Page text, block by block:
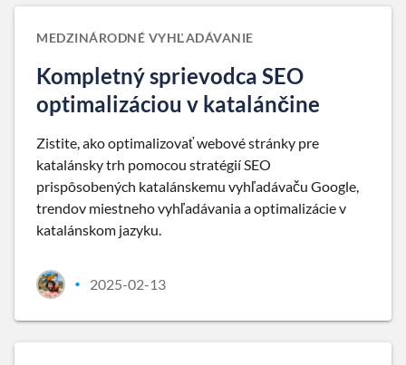
MEDZINÁRODNÉ VYHĽADÁVANIE
Kompletný sprievodca SEO
optimalizáciou v katalánčine
Zistite, ako optimalizovať webové stránky pre
katalánsky trh pomocou stratégií SEO
prispôsobených katalánskemu vyhľadávaču Google,
trendov miestneho vyhľadávania a optimalizácie v
katalánskom jazyku.
• 2025-02-13